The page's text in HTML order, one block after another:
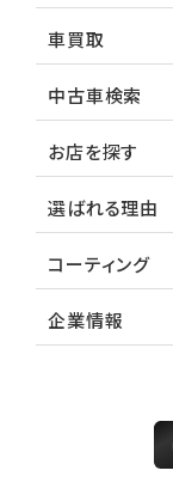
車買取
中古車検索
お店を探す
選ばれる理由
コーティング
企業情報